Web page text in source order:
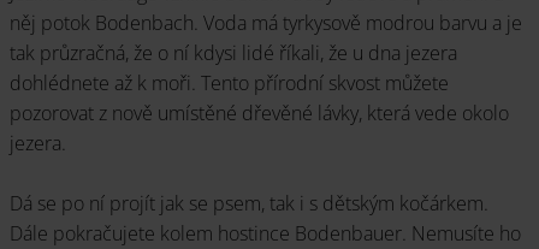
něj potok Bodenbach. Voda má tyrkysově modrou barvu a je
tak průzračná, že o ní kdysi lidé říkali, že u dna jezera
dohlédnete až k moři. Tento přírodní skvost můžete
pozorovat z nově umístěné dřevěné lávky, která vede okolo
jezera.
Dá se po ní projít jak se psem, tak i s dětským kočárkem.
Dále pokračujete kolem hostince Bodenbauer. Nemusíte ho